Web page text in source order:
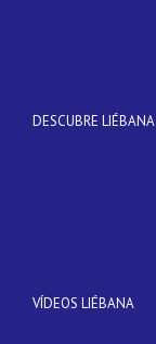
DESCUBRE LIÉBANA
VÍDEOS LIÉBANA